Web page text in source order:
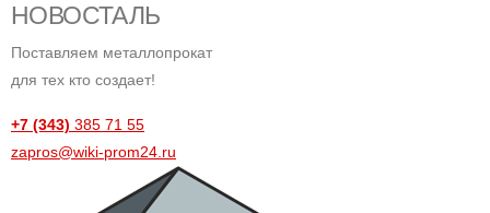
НОВОСТАЛЬ
Поставляем металлопрокат
для тех кто создает!
+7 (343) 385 71 55
zapros@wiki-prom24.ru